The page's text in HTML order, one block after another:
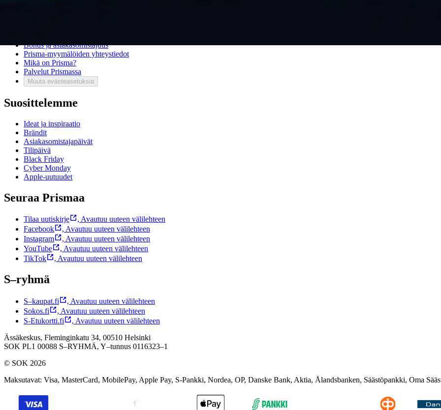
Bonus ja asiakasomistajuus
Prisma-myymälöiden yhteystiedot
Mikä on Prisma?
Palvelut Prismassa
Muuta evästeasetuksia
Suosittelemme
Ideat ja inspiraatio
Brändit
Asiakasomistajapäivät
Tilipäivä
Black Friday
Cyber Monday
Apple-uutuudet
Seuraa Prismaa
Tilaa uutiskirje , Avautuu uuteen välilehteen
Facebook
, Avautuu uuteen välilehteen
Instagram
, Avautuu uuteen välilehteen
YouTube
, Avautuu uuteen välilehteen
TikTok
, Avautuu uuteen välilehteen
S–ryhmä
S–kaupat.fi , Avautuu uuteen välilehteen
Sokos.fi
, Avautuu uuteen välilehteen
S-Etukortti.fi
, Avautuu uuteen välilehteen
Ässäkeskus, Fleminginkatu 34, 00510 Helsinki
SOK PL1 00088 S–RYHMÄ, Y–tunnus 0116323–1
© SOK 2026
Maksutavat: Visa, MasterCard, MobilePay, Apple Pay, S-Pankki, Nordea, OP, Danske Bank, Aktia, Ålandsbanken, Säästöpankki, Oma